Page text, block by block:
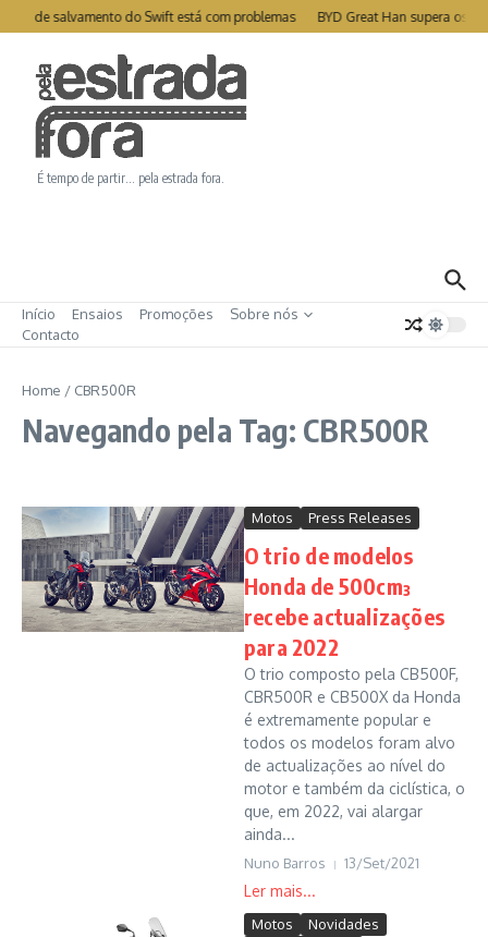
Ir para o conteúdo
de salvamento do Swift está com problemas BYD Great Han supera os
É tempo de partir… pela estrada fora.
Início Ensaios Promoções
Sobre nós
Contacto
Home / CBR500R
Navegando pela Tag: CBR500R
Motos Press Releases
O trio de modelos
Honda de 500cm³
recebe actualizações
para 2022
O trio composto pela CB500F,
CBR500R e CB500X da Honda
é extremamente popular e
todos os modelos foram alvo
de actualizações ao nível do
motor e também da ciclística, o
que, em 2022, vai alargar
ainda...
Nuno Barros 13/Set/2021
Motos
Novidades